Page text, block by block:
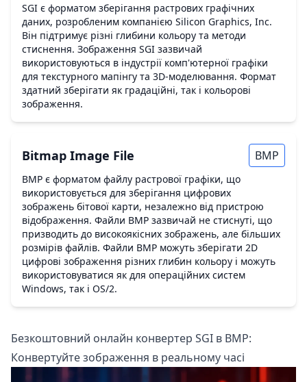
SGI є форматом зберігання растрових графічних
даних, розробленим компанією Silicon Graphics, Inc.
Він підтримує різні глибини кольору та методи
стиснення. Зображення SGI зазвичай
використовуються в індустрії комп'ютерної графіки
для текстурного мапінгу та 3D-моделювання. Формат
здатний зберігати як градаційні, так і кольорові
зображення.
Bitmap Image File BMP
BMP є форматом файлу растрової графіки, що
використовується для зберігання цифрових
зображень бітової карти, незалежно від пристрою
відображення. Файли BMP зазвичай не стиснуті, що
призводить до високоякісних зображень, але більших
розмірів файлів. Файли BMP можуть зберігати 2D
цифрові зображення різних глибин кольору і можуть
використовуватися як для операційних систем
Windows, так і OS/2.
Безкоштовний онлайн конвертер SGI в BMP:
Конвертуйте зображення в реальному часі